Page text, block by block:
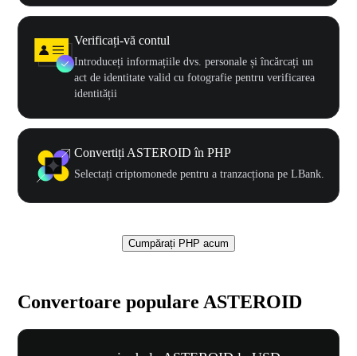
Verificați-vă contul
Introduceți informațiile dvs. personale și încărcați un
act de identitate valid cu fotografie pentru verificarea
identității
Convertiți ASTEROID în PHP
Selectați criptomonede pentru a tranzacționa pe LBank.
Cumpărați PHP acum
Convertoare populare ASTEROID